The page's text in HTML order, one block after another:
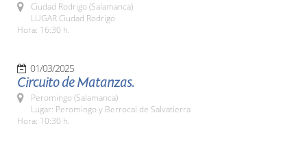
Ciudad Rodrigo (Salamanca)
LUGAR Ciudad Rodrigo
Hora: 16:30 h.
01/03/2025
Circuito de Matanzas.
Peromingo (Salamanca)
Lugar: Peromingo y Berrocal de Salvatierra
Hora: 10:30 h.